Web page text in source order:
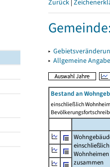
Zurück |
▸
▸ Allgemeine
Bestand an
einschließlich
einschließlich
Wohnheimen
zusammen